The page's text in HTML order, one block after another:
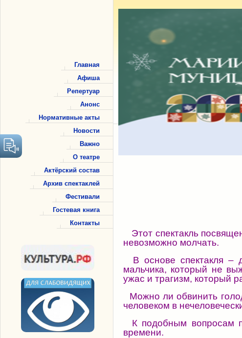
Главная
Афиша
Репертуар
Анонс
Нормативные акты
Новости
Важно
О театре
Актёрский состав
Архив спектаклей
Фестивали
Гостевая книга
Контакты
Этот спектакль
невозможно молчать.
В основе спектакля –
мальчика, который не
ужас и трагизм, который
Можно ли обвинить
человеком в
К подобным вопросам
времени.